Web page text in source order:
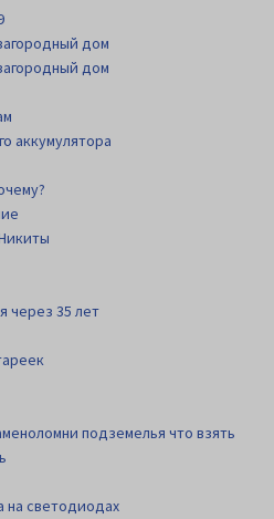
дом
дом
аккумулятора
через 35 лет
подземелья что взять
на светодиодах